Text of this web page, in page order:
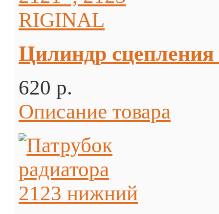
Цилиндр
620 p.
Описание товара